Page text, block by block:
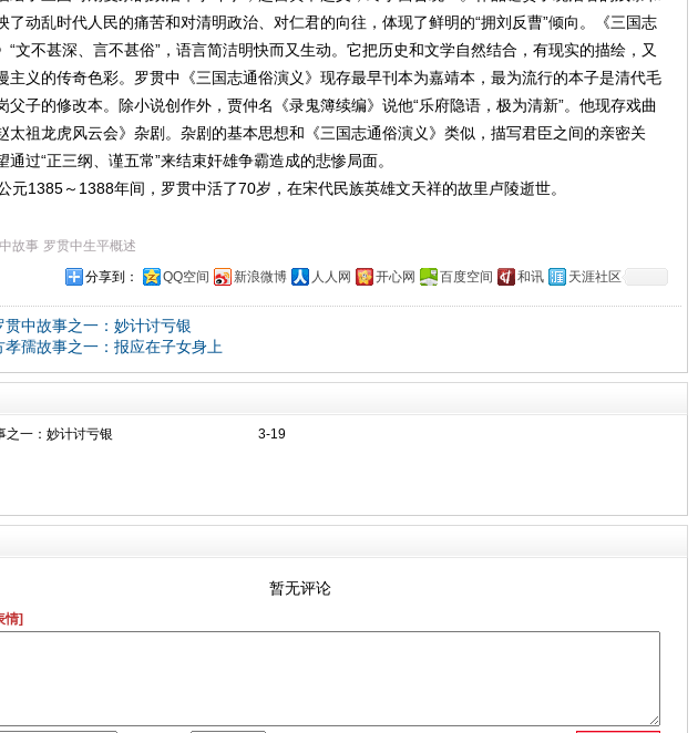
了动乱时代人民的痛苦和对清明政治、对仁君的向往，体现了鲜明的“拥刘反曹”倾向。《三国志
“文不甚深、言不甚俗”，语言简洁明快而又生动。它把历史和文学自然结合，有现实的描绘，又
主义的传奇色彩。罗贯中《三国志通俗演义》现存最早刊本为嘉靖本，最为流行的本子是清代毛
父子的修改本。除小说创作外，贾仲名《录鬼簿续编》说他“乐府隐语，极为清新”。他现存戏曲
太祖龙虎风云会》杂剧。杂剧的基本思想和《三国志通俗演义》类似，描写君臣之间的亲密关
通过“正三纲、谨五常”来结束奸雄争霸造成的悲惨局面。
1385～1388年间，罗贯中活了70岁，在宋代民族英雄文天祥的故里卢陵逝世。
故事 罗贯中生平概述
分享到：
QQ空间 新浪微博 人人网 开心网 百度空间 和讯 天涯社区
贯中故事之一：妙计讨亏银
孝孺故事之一：报应在子女身上
3-19
之一：妙计讨亏银
暂无评论
情]